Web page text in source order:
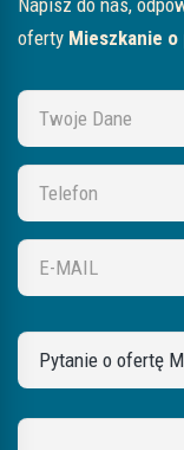
oferty Mieszkanie o